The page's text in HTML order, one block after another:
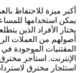
أكبر ميزة للاحتفاظ
يمكن استخدامها
يختار الأفراد الذين
أصولهم من العملات
المقتنيات الموجودة
الإنترنت. استأجر مخترق
استئجار مخترق